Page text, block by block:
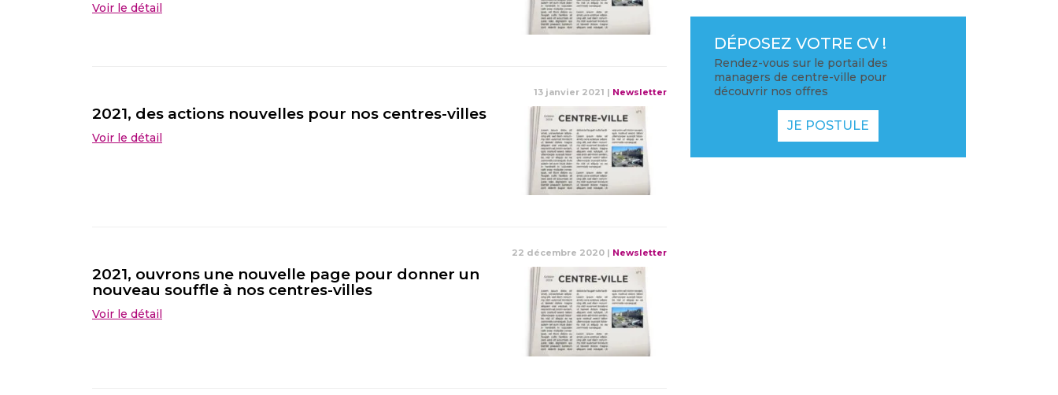
Voir le détail
13 janvier 2021 | Newsletter
2021, des actions nouvelles pour nos centres-villes
Voir le détail
22 décembre 2020| Newsletter
2021, ouvrons une nouvelle page pour donner un
nouveau souffle à nos centres-villes
Voir le détail
DÉPOSEZ VOTRE CV !
Rendez-vous sur le portail des
managers de centre-ville pour
découvrir nos offres
JE POSTULE